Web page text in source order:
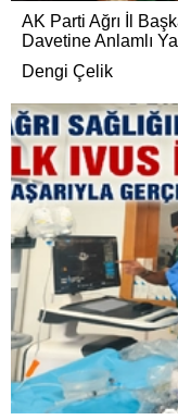
AK Parti Ağrı İl
Davetine Anlamlı
Dengi Çelik